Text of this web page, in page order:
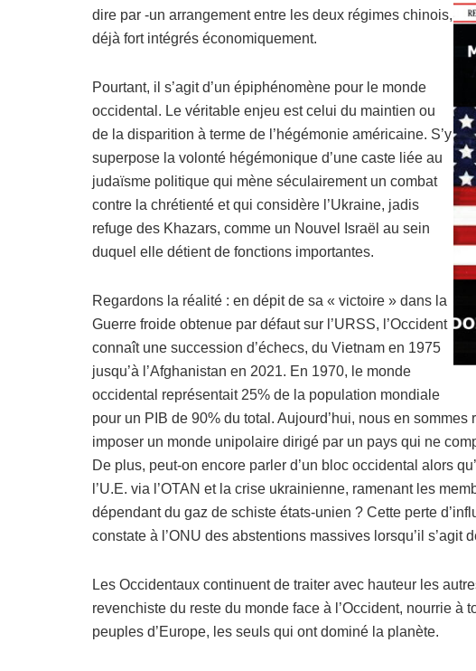
dire par -un arrangement entre les deux régimes chinois,
déjà fort intégrés économiquement.
Pourtant, il s’agit d’un épiphénomène pour le monde
occidental. Le véritable enjeu est celui du maintien ou
de la disparition à terme de l’hégémonie américaine. S’y
superpose la volonté hégémonique d’une caste liée au
judaïsme politique qui mène séculairement un combat
contre la chrétienté et qui considère l’Ukraine, jadis
refuge des Khazars, comme un Nouvel Israël au sein
duquel elle détient de fonctions importantes.
Regardons la réalité : en dépit de sa « victoire » dans la
Guerre froide obtenue par défaut sur l’URSS, l’Occident
connaît une succession d’échecs, du Vietnam en 1975
jusqu’à l’Afghanistan en 2021. En 1970, le monde
occidental représentait 25% de la population mondiale
pour un PIB de 90% du total. Aujourd’hui, nous en
imposer un monde unipolaire dirigé par un pays qui ne
De plus, peut-on encore parler d’un bloc occidental alors
l’U.E. via l’OTAN et la crise ukrainienne, ramenant les
dépendant du gaz de schiste états-unien ? Cette perte
constate à l’ONU des abstentions massives lorsqu’il s’agit
Les Occidentaux continuent de traiter avec hauteur les
revenchiste du reste du monde face à l’Occident, nourrie à
peuples d’Europe, les seuls qui ont dominé la planète.